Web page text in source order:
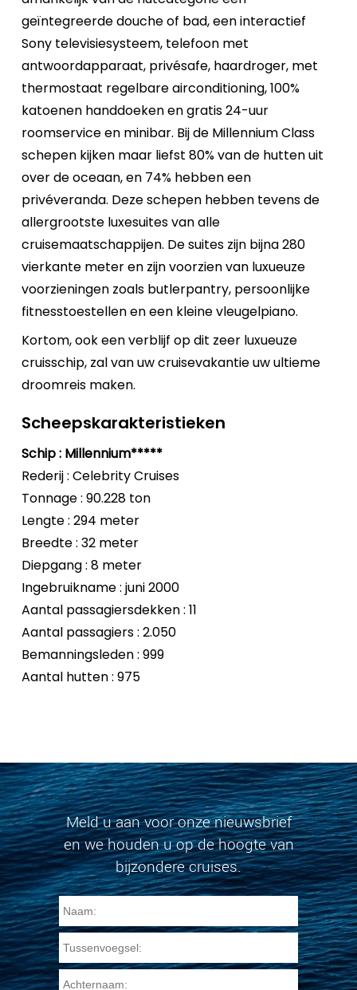
geïntegreerde douche of bad, een interactief
Sony televisiesysteem, telefoon met
antwoordapparaat, privésafe, haardroger, met
thermostaat regelbare airconditioning, 100%
katoenen handdoeken en gratis 24-uur
roomservice en minibar. Bij de Millennium Class
schepen kijken maar liefst 80% van de hutten uit
over de oceaan, en 74% hebben een
privéveranda. Deze schepen hebben tevens de
allergrootste luxesuites van alle
cruisemaatschappijen. De suites zijn bijna 280
vierkante meter en zijn voorzien van luxueuze
voorzieningen zoals butlerpantry, persoonlijke
fitnesstoestellen en een kleine vleugelpiano.
Kortom, ook een verblijf op dit zeer luxueuze
cruisschip, zal van uw cruisevakantie uw ultieme
droomreis maken.
Scheepskarakteristieken
Schip : Millennium*****
Rederij : Celebrity Cruises
Tonnage : 90.228 ton
Lengte : 294 meter
Breedte : 32 meter
Diepgang : 8 meter
Ingebruikname : juni 2000
Aantal passagiersdekken : 11
Aantal passagiers : 2.050
Bemanningsleden : 999
Aantal hutten : 975
Meld u aan voor onze nieuwsbrief
en we houden u op de hoogte van
bijzondere cruises.